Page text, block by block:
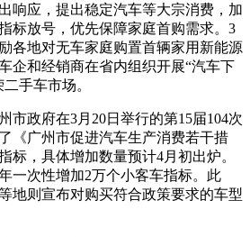
响应，提出稳定汽车等大宗消费，加
标放号，优先保障家庭首购需求。3
各地对无车家庭购置首辆家用新能源
企和经销商在省内组织开展“汽车下
手车市场。
市政府在3月20日举行的第15届104次
《广州市促进汽车生产消费若干措
标，具体增加数量预计4月初出炉。
一次性增加2万个小客车指标。此
地则宣布对购买符合政策要求的车型